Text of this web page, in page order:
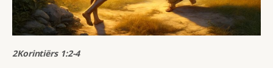
2Korintiërs 1:2-4